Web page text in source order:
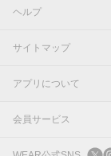
ヘルプ
サイトマップ
アプリについて
会員サービス